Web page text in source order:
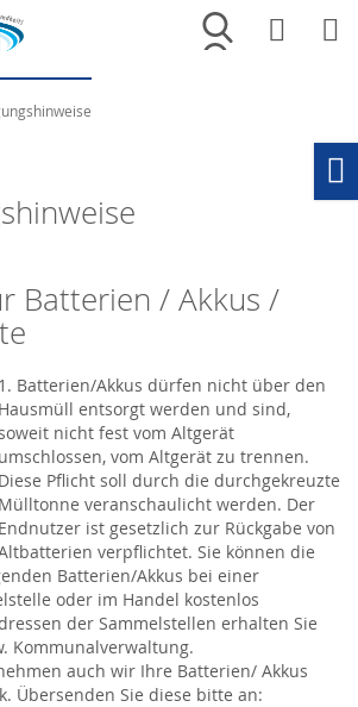
Merkliste
Batterien / Akkus /
1. Batterien/Akkus dürfen nicht über den
Hausmüll entsorgt werden und sind,
nicht fest vom Altgerät
umschlossen, vom Altgerät zu trennen.
Diese Pflicht soll durch die durchgekreuzte
Mülltonne veranschaulicht werden. Der
Endnutzer ist gesetzlich zur Rückgabe von
verpflichtet. Sie können die
Batterien/Akkus bei einer
oder im Handel kostenlos
der Sammelstellen erhalten Sie
Kommunalverwaltung.
auch wir Ihre Batterien/ Akkus
Übersenden Sie diese bitte an: